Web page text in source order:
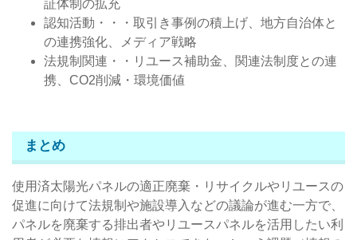
証体制の拡充
認知活動・・・取引き事例の積上げ、地方自治体と
の連携強化、メディア戦略
法規制関連・・リユース補助金、関連法制度との連
携、CO2削減・環境価値
まとめ
使用済太陽光パネルの適正廃棄・リサイクルやリユースの
促進に向けて法規制や施設導入などの議論が進む一方で、
パネルを廃棄する排出者やリユースパネルを活用したい利